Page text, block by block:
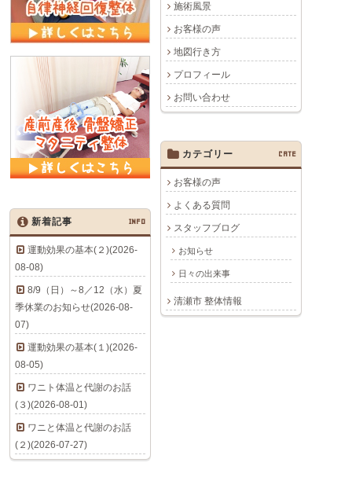
施術風景
お客様の声
地図行き方
プロフィール
お問い合わせ
カテゴリー CATE
お客様の声
よくある質問
スタッフブログ
お知らせ
日々の出来事
清瀬市 整体情報
新着記事 INFO
運動効果の基本(２)(2026-
08-08)
8/9（日）～8／12（水）夏
季休業のお知らせ(2026-08-
07)
運動効果の基本(１)(2026-
08-05)
ワニト体温と代謝のお話
(３)(2026-08-01)
ワニと体温と代謝のお話
(２)(2026-07-27)